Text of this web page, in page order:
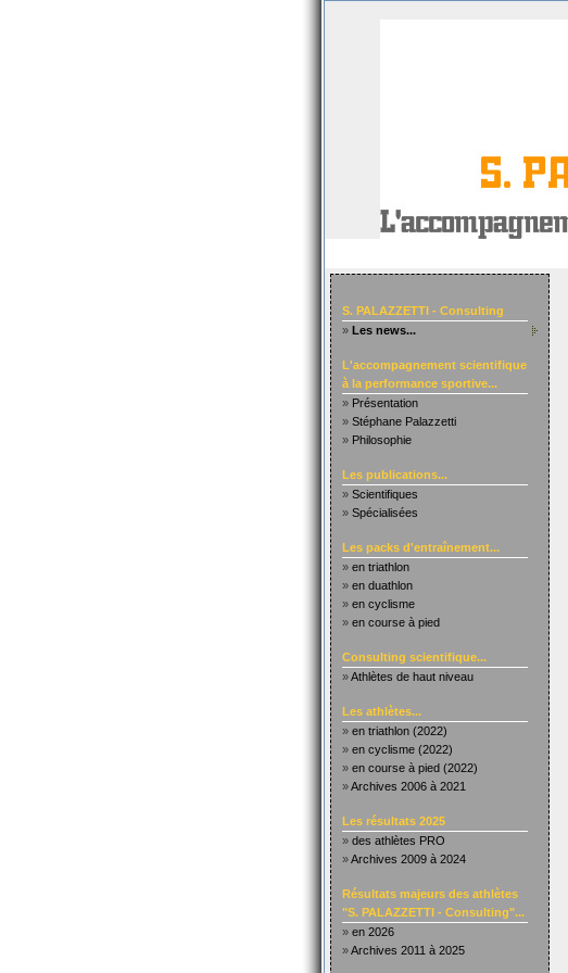
S. PALAZZETTI - Consulting
» Les news...
L'accompagnement scientifique
à la performance sportive...
» Présentation
» Stéphane Palazzetti
» Philosophie
Les publications...
» Scientifiques
» Spécialisées
Les packs d'entraînement...
» en triathlon
» en duathlon
» en cyclisme
» en course à pied
Consulting scientifique...
»Athlètes de haut niveau
Les athlètes...
» en triathlon (2022)
» en cyclisme (2022)
» en course à pied (2022)
»Archives 2006 à 2021
Les résultats 2025
» des athlètes PRO
»Archives 2009 à 2024
Résultats majeurs des athlètes
"S. PALAZZETTI - Consulting"...
» en 2026
»Archives 2011 à 2025